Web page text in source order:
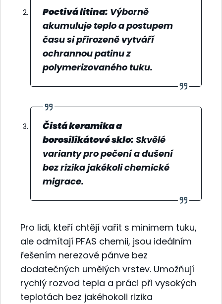
Poctivá litina: Výborně
akumuluje teplo a postupem
času si přirozeně vytváří
ochrannou patinu z
polymerizovaného tuku.
Čistá keramika a
borosilikátové sklo: Skvělé
varianty pro pečení a dušení
bez rizika jakékoli chemické
migrace.
Pro lidi, kteří chtějí vařit s minimem tuku,
ale odmítají PFAS chemii, jsou ideálním
řešením nerezové pánve bez
dodatečných umělých vrstev. Umožňují
rychlý rozvod tepla a práci při vysokých
teplotách bez jakéhokoli rizika